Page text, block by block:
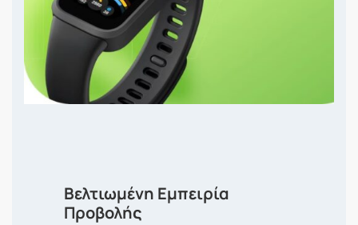
Βελτιωμένη Εμπειρία
Προβολής